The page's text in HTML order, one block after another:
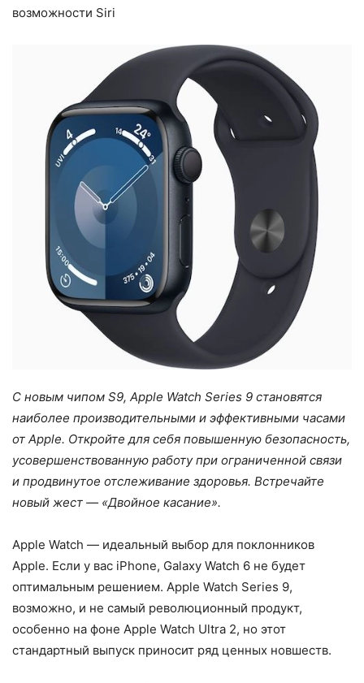
возможности Siri
С новым чипом S9, Apple Watch Series 9 становятся
наиболее производительными и эффективными часами
от Apple. Откройте для себя повышенную безопасность,
усовершенствованную работу при ограниченной связи
и продвинутое отслеживание здоровья. Встречайте
новый жест — «Двойное касание».
Apple Watch — идеальный выбор для поклонников
Apple. Если у вас iPhone, Galaxy Watch 6 не будет
оптимальным решением. Apple Watch Series 9,
возможно, и не самый революционный продукт,
особенно на фоне Apple Watch Ultra 2, но этот
стандартный выпуск приносит ряд ценных новшеств.